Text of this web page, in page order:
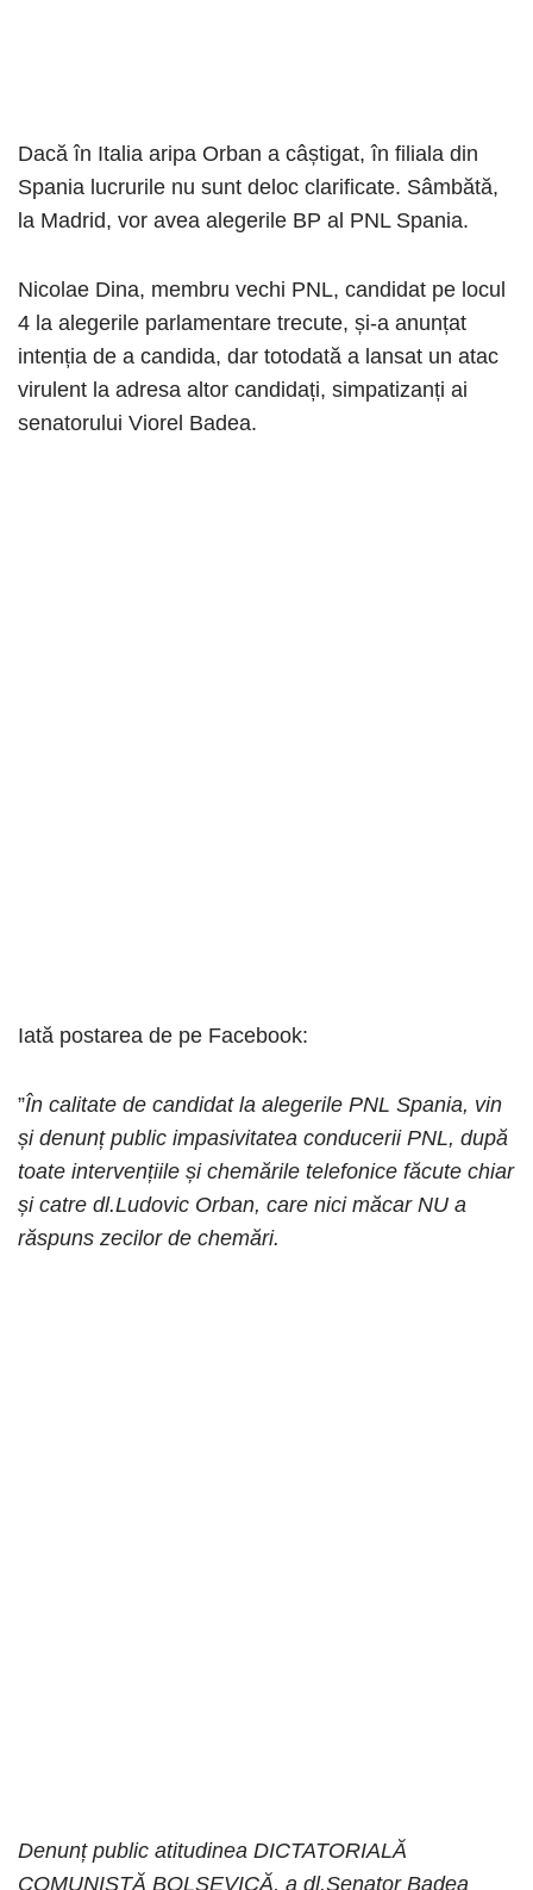
Dacă în Italia aripa Orban a câștigat, în filiala din
Spania lucrurile nu sunt deloc clarificate. Sâmbătă,
la Madrid, vor avea alegerile BP al PNL Spania.
Nicolae Dina, membru vechi PNL, candidat pe locul
4 la alegerile parlamentare trecute, și-a anunțat
intenția de a candida, dar totodată a lansat un atac
virulent la adresa altor candidați, simpatizanți ai
senatorului Viorel Badea.
Iată postarea de pe Facebook:
”În calitate de candidat la alegerile PNL Spania, vin
și denunț public impasivitatea conducerii PNL, după
toate intervențiile și chemările telefonice făcute chiar
și catre dl.Ludovic Orban, care nici măcar NU a
răspuns zecilor de chemări.
Denunț public atitudinea DICTATORIALĂ
COMUNISTĂ BOLSEVICĂ, a dl.Senator Badea